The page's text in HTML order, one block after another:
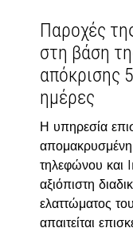
Παροχές
στη βάση
απόκρισης
ημέρες
Η υπηρεσία
τηλεφώνου και
αξιόπιστη
ελαττώματος
απαιτείται